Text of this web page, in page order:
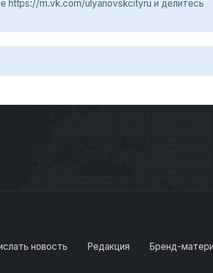
https://m.vk.com/ulyanovskcityru и делитесь
новость Редакция Бренд-